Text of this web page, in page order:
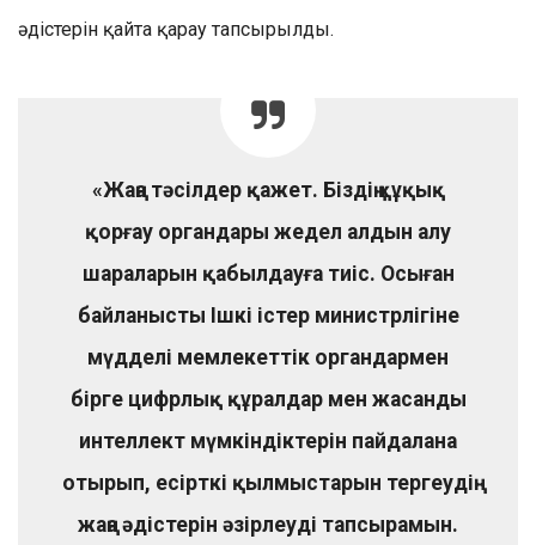
әдістерін қайта қарау тапсырылды.
«Жаңа тәсілдер қажет. Біздің құқық
қорғау органдары жедел алдын алу
шараларын қабылдауға тиіс. Осыған
байланысты Ішкі істер министрлігіне
мүдделі мемлекеттік органдармен
бірге цифрлық құралдар мен жасанды
интеллект мүмкіндіктерін пайдалана
отырып, есірткі қылмыстарын тергеудің
жаңа әдістерін әзірлеуді тапсырамын.